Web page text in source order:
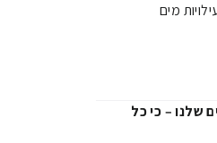
מים
שלנו – כי כל